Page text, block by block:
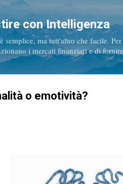
con Intelligenza
semplice, ma tutt'altro che facile.
i mercati finanziari e di
o emotività?